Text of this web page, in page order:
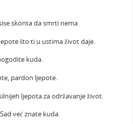
skonta da smrti nema.
što ti u ustima život daje.
kuda.
pardon ljepote.
ljepota za održavanje život.
već znate kuda.